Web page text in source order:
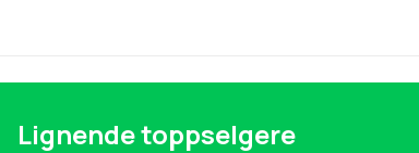
Lignende toppselgere